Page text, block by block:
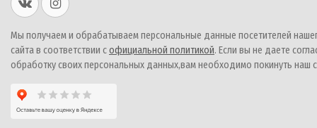
Мы получаем и обрабатываем персональные данные посетителей
сайта в соответствии софициальной политикой. Если вы не даете
обработку своих персональных данных,вам необходимо покинуть наш